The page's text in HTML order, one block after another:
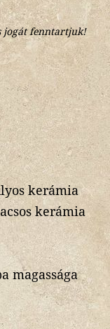
jogát fenntartjuk!
kerámia
kerámia
magassága